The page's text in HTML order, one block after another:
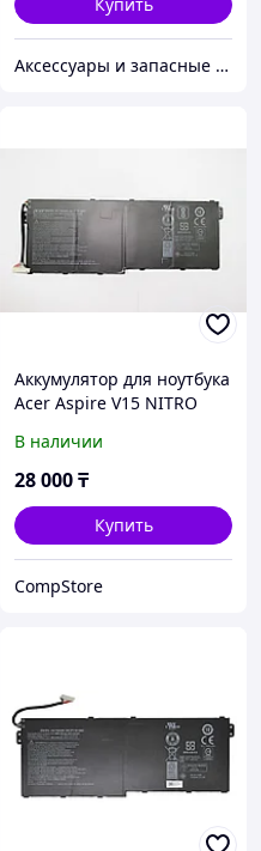
Купить
Аксессуары и запасные части для НОУТБУКОВ
Аккумулятор для ноутбука
Acer Aspire V15 NITRO
ORIGINAL
В наличии
28 000₸
Купить
CompStore